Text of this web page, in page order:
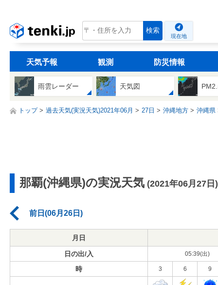
tenki.jp 検索
現在地
天気予報 観測 防災情報
雨雲レーダー 天気図
トップ 過去天気(実況天気)2021年06月 27日 沖縄地方 沖縄県
那覇(沖縄県)の実況天気 (2021年06月27日)
前日(06月26日)
月日
日の出/入 05:39(出)
時 3 6 9